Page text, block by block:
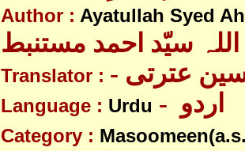
Author : Ayatullah Syed
سیّد احمد مستنبط
Translator : عترتی
Language : Urdu
Category :